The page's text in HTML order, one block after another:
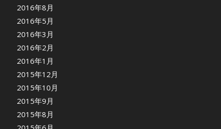
2016年8月
2016年5月
2016年3月
2016年2月
2016年1月
2015年12月
2015年10月
2015年9月
2015年8月